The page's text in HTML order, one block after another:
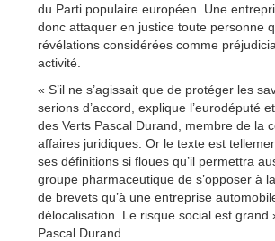
du Parti populaire européen. Une
donc attaquer en justice toute personne
révélations considérées comme
activité.
« S’il ne s’agissait que de protéger les
serions d’accord, explique l’eurodéputé
des Verts Pascal Durand, membre de la
affaires juridiques. Or le texte est
ses définitions si floues qu’il permettra
groupe pharmaceutique de s’opposer à
de brevets qu’à une entreprise
délocalisation. Le risque social est grand
Pascal Durand.